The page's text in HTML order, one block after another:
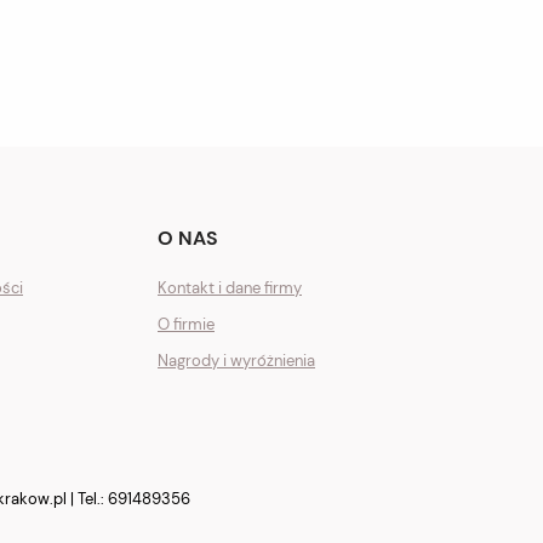
O NAS
Kontakt i dane firmy
O firmie
Nagrody i wyróżnienia
| Tel.: 691489356